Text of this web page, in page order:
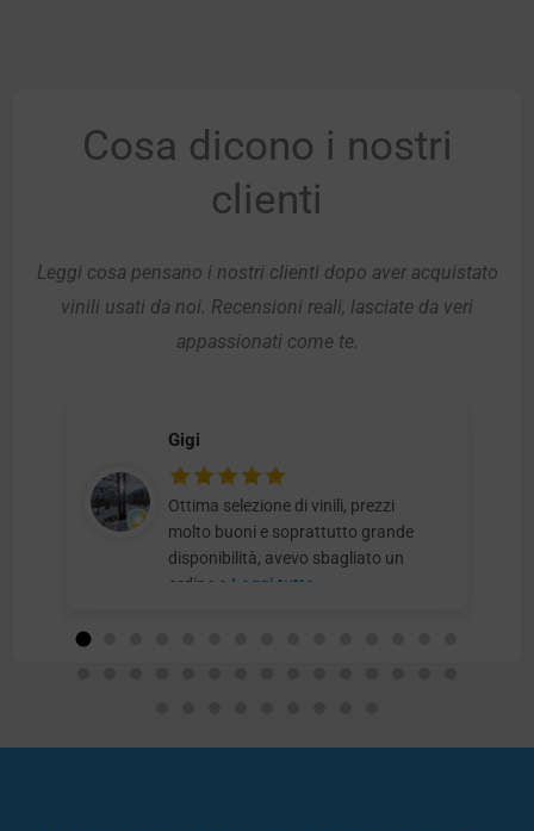
Cosa dicono i nostri
clienti
Leggi cosa pensano i nostri clienti dopo aver acquistato
vinili usati da noi. Recensioni reali, lasciate da veri
appassionati come te.
Gigi
Ottima selezione di vinili, prezzi
molto buoni e soprattutto grande
disponibilità, avevo sbagliato un
ordine e Leggi tutto